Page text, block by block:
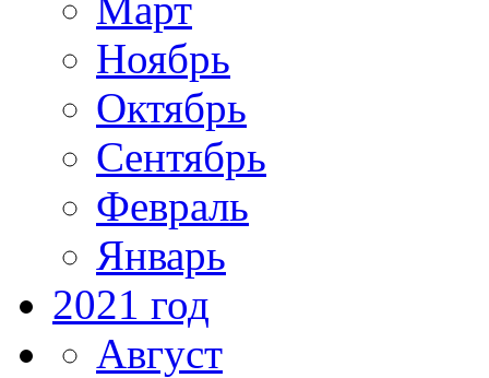
Ноябрь
Октябрь
Сентябрь
Февраль
Январь
2021 год
Август